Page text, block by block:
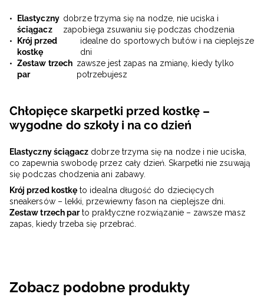
Elastyczny
ściągacz
dobrze trzyma się na nodze, nie uciska i
zapobiega zsuwaniu się podczas chodzenia
Krój przed
kostkę
idealne do sportowych butów i na cieplejsze
dni
Zestaw trzech
par
zawsze jest zapas na zmianę, kiedy tylko
potrzebujesz
Chłopięce skarpetki przed kostkę –
wygodne do szkoły i na co dzień
Elastyczny ściągacz dobrze trzyma się na nodze i nie uciska,
co zapewnia swobodę przez cały dzień. Skarpetki nie zsuwają
się podczas chodzenia ani zabawy.
Krój przed kostkę to idealna długość do dziecięcych
sneakersów – lekki, przewiewny fason na cieplejsze dni.
Zestaw trzech parto praktyczne rozwiązanie – zawsze masz
zapas, kiedy trzeba się przebrać.
Zobacz podobne produkty